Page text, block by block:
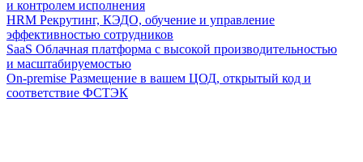
и контролем исполнения
HRM Рекрутинг, КЭДО, обучение и управление
эффективностью сотрудников
SaaS Облачная платформа с высокой производительностью
и масштабируемостью
On-premise Размещение в вашем ЦОД, открытый код и
соответствие ФСТЭК